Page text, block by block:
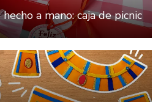
a mano: caja de picnic